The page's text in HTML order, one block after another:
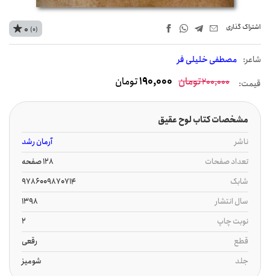
اشتراک‌ گذاری
شاعر: مصطفی خلیلی فر
0 (0)
قیمت: 200,000تومان 190,000تومان
مشخصات کتاب لوح عقیق
ناشر
آرمان رشد
تعداد صفحات
128 صفحه
شابک
9786009870714
سال انتشار
1398
نوبت چاپ
2
قطع
رقعی
جلد
شومیز